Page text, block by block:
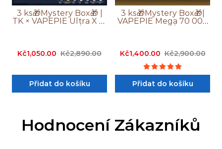
3 ks🎁Mystery Box🎁 |
TK × VAPEPIE Ultra X 15
Kč1,050.00 Kč2,890.00
Přidat do košíku
3 ks🎁Mystery Box🎁|
VAPEPIE Mega 70 000
Kč1,400.00 Kč2,900.00
Přidat do košíku
Hodnocení Zákazníků